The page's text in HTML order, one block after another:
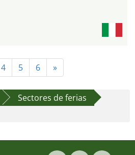
4 5 6 »
Sectores de ferias